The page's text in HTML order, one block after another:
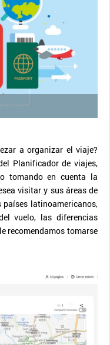
a organizar el viaje?
Planificador de viajes,
tomando en cuenta la
visitar y sus áreas de
latinoamericanos,
vuelo, las diferencias
recomendamos tomarse